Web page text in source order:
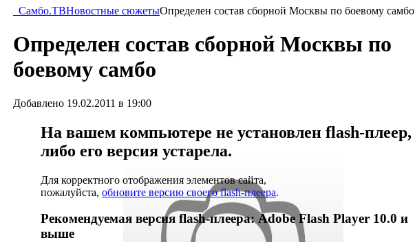
Самбо.ТВНовостные сюжетыОпределен состав сборной Москвы по боевому самбо
Определен состав сборной Москвы по
боевому самбо
Добавлено 19.02.2011 в 19:00
На вашем компьютере не установлен flash-плеер,
либо его версия устарела.
Для корректного отображения элементов сайта,
пожалуйста, обновите версию своего flash-плеера.
Рекомендуемая версия flash-плеера: Adobe Flash Player 10.0 и
выше